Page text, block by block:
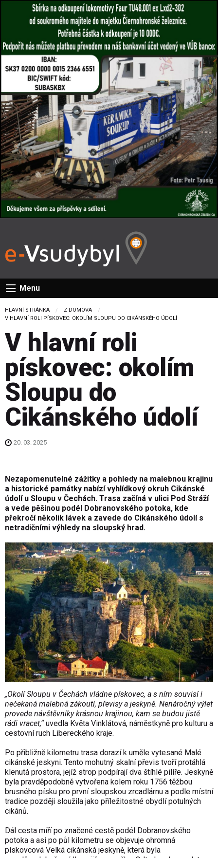
Menu
HLAVNÍ STRÁNKA
Z DOMOVA
CURRENT:
V HLAVNÍ ROLI PÍSKOVEC: OKOLÍM SLOUPU DO CIKÁNSKÉHO ÚDOLÍ
V hlavní roli
pískovec: okolím
Sloupu do
Cikánského údolí
20. 03. 2025
Nezapomenutelné zážitky a pohledy na malebnou krajinu
a historické památky nabízí vyhlídkový okruh Cikánské
údolí u Sloupu v Čechách. Trasa začíná v ulici Pod Stráží
a vede pěšinou podél Dobranovského potoka, kde
překročí několik lávek a zavede do Cikánského údolí s
netradičními výhledy na sloupský hrad.
„Okolí Sloupu v Čechách vládne pískovec, a s ním souvisí i
nečekaná malebná zákoutí, převisy a jeskyně. Nenáročný výlet
provede návštěvníky krásnou krajinou, kam se budou jistě
rádi vracet,“uvedla Květa Vinklátová, náměstkyně pro kulturu a
cestovní ruch Libereckého kraje.
Po přibližně kilometru trasa dorazí k uměle vytesané Malé
cikánské jeskyni. Tento mohutný skalní převis tvoří protáhlá
klenutá prostora, jejíž strop podpírají dva štíhlé pilíře. Jeskyně
byla pravděpodobně vytvořena kolem roku 1756 těžbou
brusného písku pro první sloupskou zrcadlárnu a podle místní
tradice později sloužila jako příležitostné obydlí potulných
cikánů.
Dál cesta míří po značené cestě podél Dobranovského
potoka a asi po půl kilometru se objevuje ohromná
pískovcová Velká cikánská jeskyně, která byla